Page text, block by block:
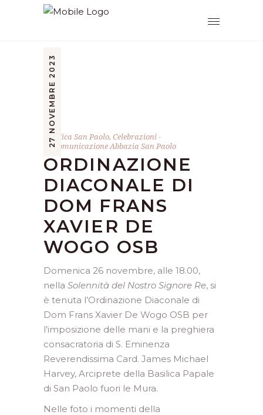
27 NOVEMBRE 2023
Basilica San Paolo, Celebrazioni
byComunicazione Abbazia San Paolo
ORDINAZIONE
DIACONALE DI
DOM FRANS
XAVIER DE
WOGO OSB
Domenica 26 novembre, alle 18.00,
nella Solennità del Nostro Signore Re, si
è tenuta l’Ordinazione Diaconale di
Dom Frans Xavier De Wogo OSB per
l’imposizione delle mani e la preghiera
consacratoria di S. Eminenza
Reverendissima Card. James Michael
Harvey, Arciprete della Basilica Papale
di San Paolo fuori le Mura.
Nelle foto i momenti della